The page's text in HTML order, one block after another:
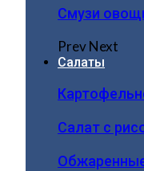
Смузи
PrevNext
Салаты
Салат с